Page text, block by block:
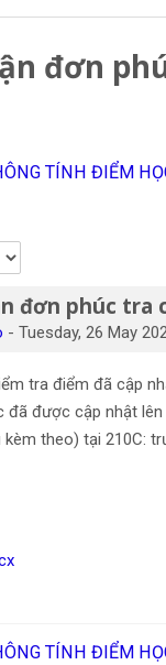
đơn
TÍNH ĐIỂM
đơn phúc tra
-Tuesday, 26 May
tra điểm đã cập
đã được cập nhật
theo) tại 210C:
TÍNH ĐIỂM